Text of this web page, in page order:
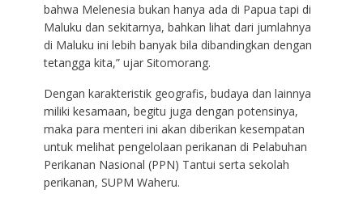
bahwa Melenesia bukan hanya ada di Papua tapi di
Maluku dan sekitarnya, bahkan lihat dari jumlahnya
di Maluku ini lebih banyak bila dibandingkan dengan
tetangga kita,” ujar Sitomorang.
Dengan karakteristik geografis, budaya dan lainnya
miliki kesamaan, begitu juga dengan potensinya,
maka para menteri ini akan diberikan kesempatan
untuk melihat pengelolaan perikanan di Pelabuhan
Perikanan Nasional (PPN) Tantui serta sekolah
perikanan, SUPM Waheru.